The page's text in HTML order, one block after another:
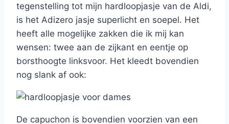
tegenstelling tot mijn hardloopjasje van de Aldi,
is het Adizero jasje superlicht en soepel. Het
heeft alle mogelijke zakken die ik mij kan
wensen: twee aan de zijkant en eentje op
borsthoogte linksvoor. Het kleedt bovendien
nog slank af ook:
De capuchon is bovendien voorzien van een